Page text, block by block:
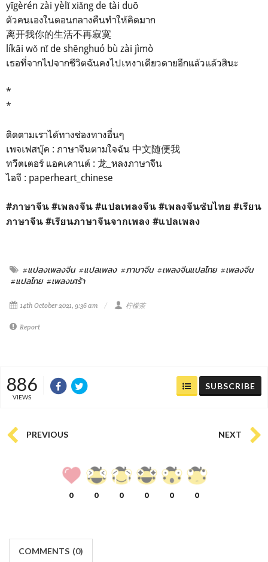
yīgèrén zài yèlǐ xiǎng de tài duō
ตัวคนเองในตอนกลางคืนทำให้คิดมาก
离开我你的生活不再寂寞
líkāi wǒ nǐ de shēnghuó bù zài jìmò
เธอที่จากไปจากชีวิตฉันคงไปเหงาเดียวดายอีกแล้วแล้วสินะ
*
*
ติดตามเราได้ทางช่องทางอื่นๆ
เพจเฟสบุ๊ค : ภาษาจีนตามใจฉัน 中文随便我
ทวีตเตอร์ แอคเคานต์ : 龙_หลงภาษาจีน
ไอจี : paperheart_chinese
#ภาษาจีน #เพลงจีน #แปลเพลงจีน #เพลงจีนซับไทย #เรียน
ภาษาจีน #เรียนภาษาจีนจากเพลง #แปลเพลง
#แปลงเพลงจีน #แปลเพลง #ภาษาจีน #เพลงจีนแปลไทย #เพลงจีน
#แปลไทย #เพลงเศร้า
14th October 2021, 9:36 am 柠檬茶
Report
886
VIEWS
SUBSCRIBE
PREVIOUS NEXT
0 0 0 0 0 0
COMMENTS (0)